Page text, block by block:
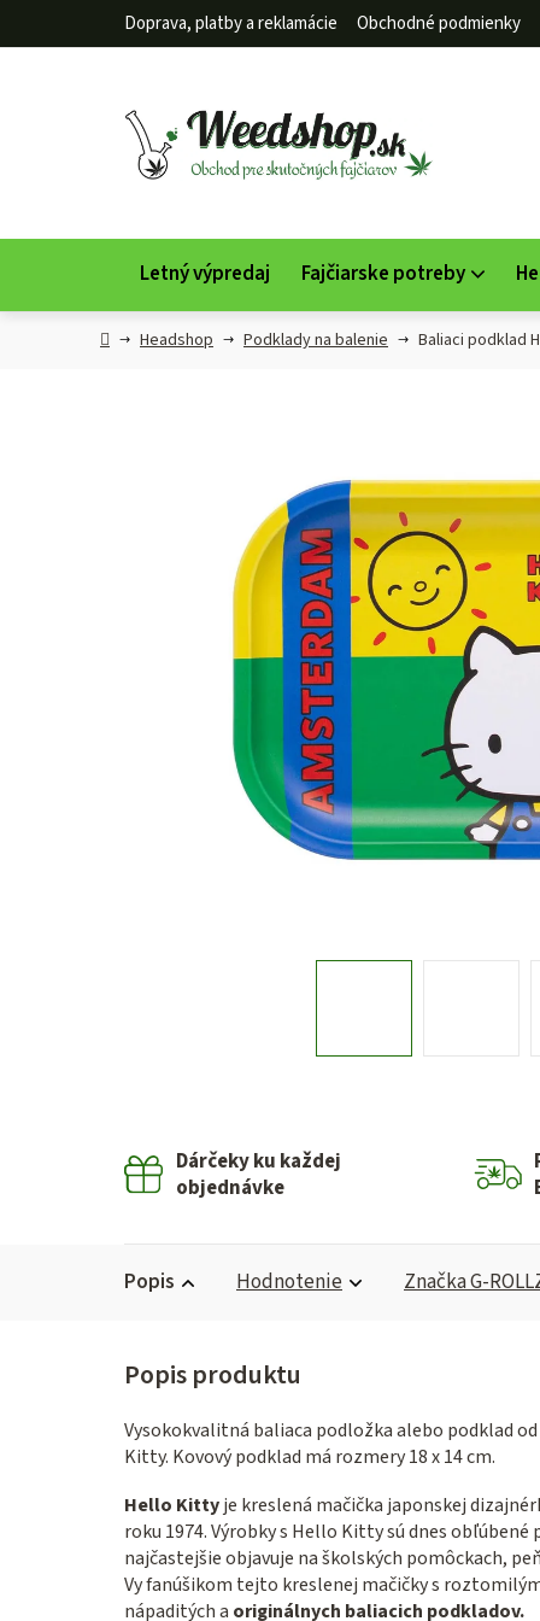
Doprava, platby a reklamácie Obchodné podmienky
Letný výpredaj Fajčiarske potreby
DomovHeadshop Podklady na balenie Baliaci podklad
Dárčeky ku každej
objednávke
Popis Hodnotenie ZnačkaG-
Vysokokvalitná baliaca podložka alebo podklad
Kitty. Kovový podklad má rozmery 18 x 14 cm.
Hello Kittyje kreslená mačička japonskej
roku 1974. Výrobky s Hello Kitty sú dnes
najčastejšie objavuje na školských pomôckach,
Vy fanúšikom tejto kreslenej mačičky s
nápaditých a originálnych baliacich podkladov.